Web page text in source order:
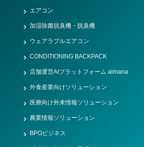
エアコン
加湿除菌脱臭機・脱臭機
ウェアラブルエアコン
CONDITIONING BACKPACK
店舗運営AIプラットフォーム aimana
外食産業向けソリューション
医療向け外来情報ソリューション
農業情報ソリューション
BPOビジネス